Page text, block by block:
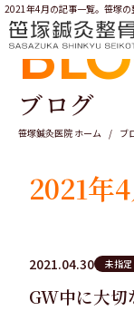
2021年4月の記事一覧。笹塚の
ブログ
笹塚鍼灸医院 ホーム ブ
2021年
2021.04.30 未指定
GW中に大切